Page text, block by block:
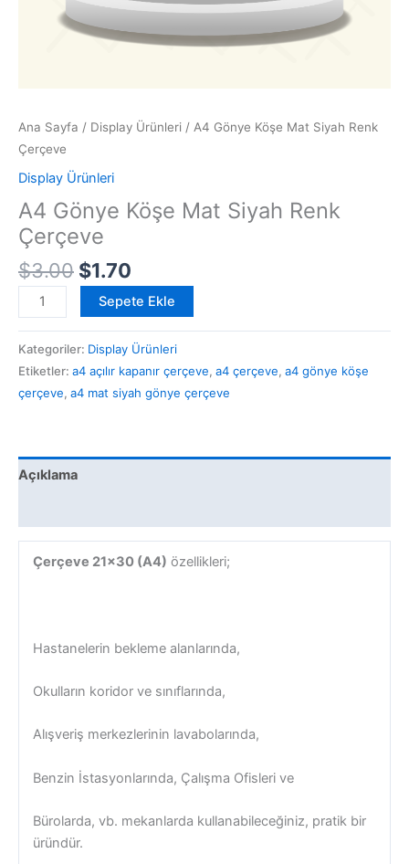
Ana Sayfa / Display Ürünleri / A4 Gönye Köşe Mat Siyah Renk
Çerçeve
Display Ürünleri
A4 Gönye Köşe Mat Siyah Renk
Çerçeve
$3.00 $1.70
Sepete Ekle
Kategoriler: Display Ürünleri
Etiketler: a4 açılır kapanır çerçeve, a4 çerçeve, a4 gönye köşe
çerçeve, a4 mat siyah gönye çerçeve
Açıklama
Çerçeve 21×30 (A4) özellikleri;
Hastanelerin bekleme alanlarında,
Okulların koridor ve sınıflarında,
Alışveriş merkezlerinin lavabolarında,
Benzin İstasyonlarında, Çalışma Ofisleri ve
Bürolarda, vb. mekanlarda kullanabileceğiniz, pratik bir
üründür.